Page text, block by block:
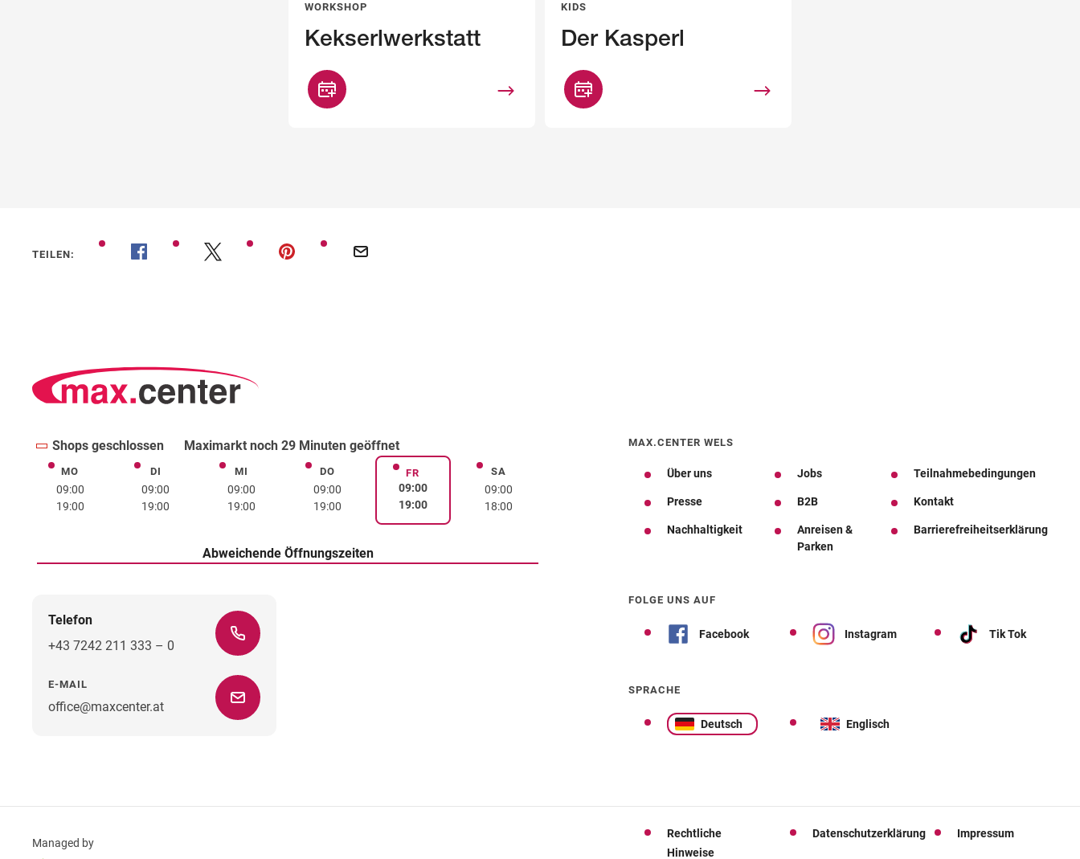
WORKSHOP
Kekserlwerkstatt
KIDS
Der Kasperl
TEILEN:
Shops geschlossen Maximarkt noch 29 Minuten geöffnet
MOMontag
09:00
19:00
DIDienstag
09:00
19:00
MIMittwoch
09:00
19:00
DODonnerstag
09:00
19:00
FRFreitag
09:00
19:00
SASamstag
09:00
18:00
Abweichende Öffnungszeiten
Telefon
+43 7242 211 333 – 0
E-MAIL
office@maxcenter.at
MAX.CENTER WELS
Über uns Jobs Teilnahmebedingungen
Presse B2B Kontakt
Nachhaltigkeit
Anreisen &
Parken
Barrierefreiheitserklärung
FOLGE UNS AUF
Facebook Instagram Tik Tok
SPRACHE
Deutsch Englisch
Managed by
Rechtliche
Hinweise
Datenschutzerklärung Impressum